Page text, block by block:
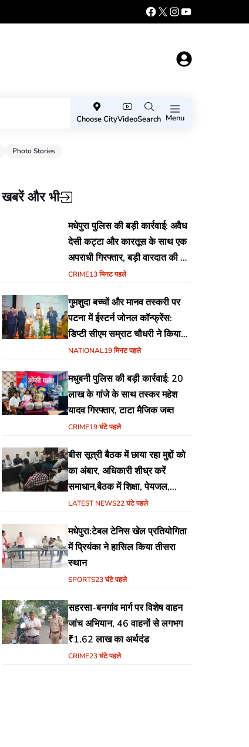
Choose CityVideoSearch Menu
Photo Stories
खबरें और भी
मधेपुरा पुलिस की बड़ी कार्रवाई: अवैध
देसी कट्टा और कारतूस के साथ एक
अपराधी गिरफ्तार, बड़ी वारदात की थी
योजना
CRIME13 मिनट पहले
गुमशुदा बच्चों और मानव तस्करी पर
पटना में ईस्टर्न जोनल कॉन्फ्रेंस:
डिप्टी सीएम सम्राट चौधरी ने किया
उद्घाटन, अंतर्राज्यीय समन्वय पर जोर
NATIONAL19 मिनट पहले
मधुबनी पुलिस की बड़ी कार्रवाई: 20
लाख के गांजे के साथ तस्कर महेश
यादव गिरफ्तार, टाटा मैजिक जब्त
CRIME19 घंटे पहले
बीस सूत्री बैठक में छाया रहा मुद्दों को
का अंबार, अधिकारी शीध्र करें
समाधान,बैठक में शिक्षा, पेयजल,
जलजमाव,आवास ,व किसानों के
LATEST NEWS22 घंटे पहले
मधेपुरा:टेबल टेनिस खेल प्रतियोगिता
में प्रियंका ने हासिल किया तीसरा
स्थान
SPORTS23 घंटे पहले
सहरसा-बनगांव मार्ग पर विशेष वाहन
जांच अभियान, 46 वाहनों से लगभग
₹1.62 लाख का अर्थदंड
CRIME23 घंटे पहले